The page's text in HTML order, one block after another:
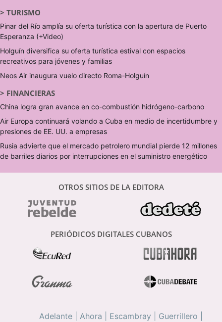
> TURISMO
Pinar del Río amplía su oferta turística con la apertura de Puerto
Esperanza (+Video)
Holguín diversifica su oferta turística estival con espacios
recreativos para jóvenes y familias
Neos Air inaugura vuelo directo Roma-Holguín
> FINANCIERAS
China logra gran avance en co-combustión hidrógeno-carbono
Air Europa continuará volando a Cuba en medio de incertidumbre y
presiones de EE. UU. a empresas
Rusia advierte que el mercado petrolero mundial pierde 12 millones
de barriles diarios por interrupciones en el suministro energético
OTROS SITIOS DE LA EDITORA
PERIÓDICOS DIGITALES CUBANOS
Adelante Ahora Escambray Guerrillero